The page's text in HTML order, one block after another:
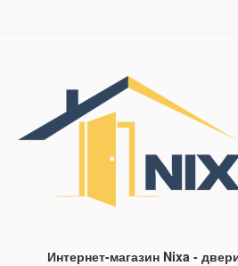
Контакты
Интернет-магазин Nixa -